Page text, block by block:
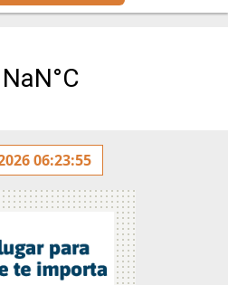
previa a la 5.ª
06:23:55